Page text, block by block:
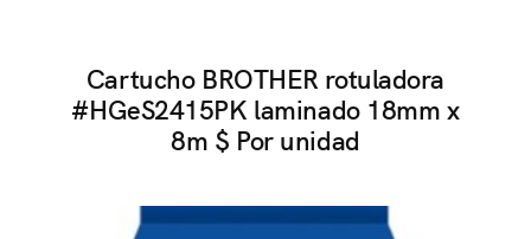
Cartucho BROTHER rotuladora
#HGeS2415PK laminado 18mm x
8m $ Por unidad